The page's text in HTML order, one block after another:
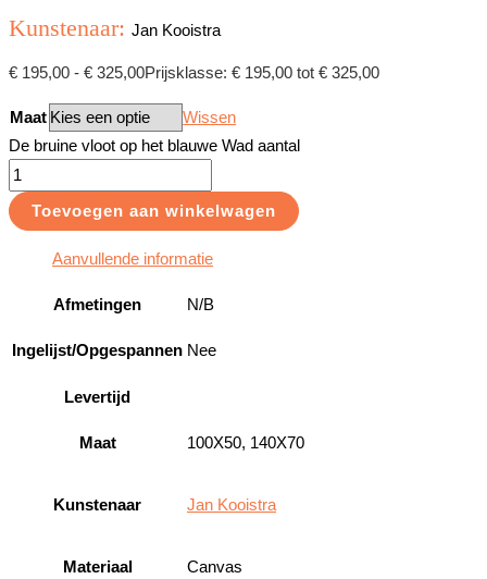
Kunstenaar: Jan Kooistra
€ 195,00 - € 325,00Prijsklasse: € 195,00 tot € 325,00
Maat
Wissen
De bruine vloot op het blauwe Wad aantal
Toevoegen aan winkelwagen
Aanvullende informatie
Afmetingen N/B
Ingelijst/Opgespannen Nee
Levertijd
Maat 100X50, 140X70
Kunstenaar Jan Kooistra
Materiaal Canvas